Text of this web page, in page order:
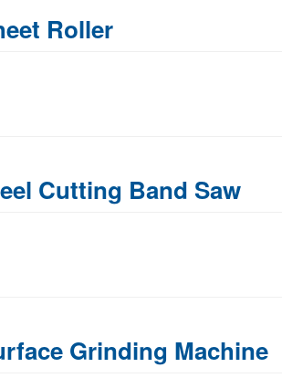
Roller
Cutting Band Saw
Grinding Machine